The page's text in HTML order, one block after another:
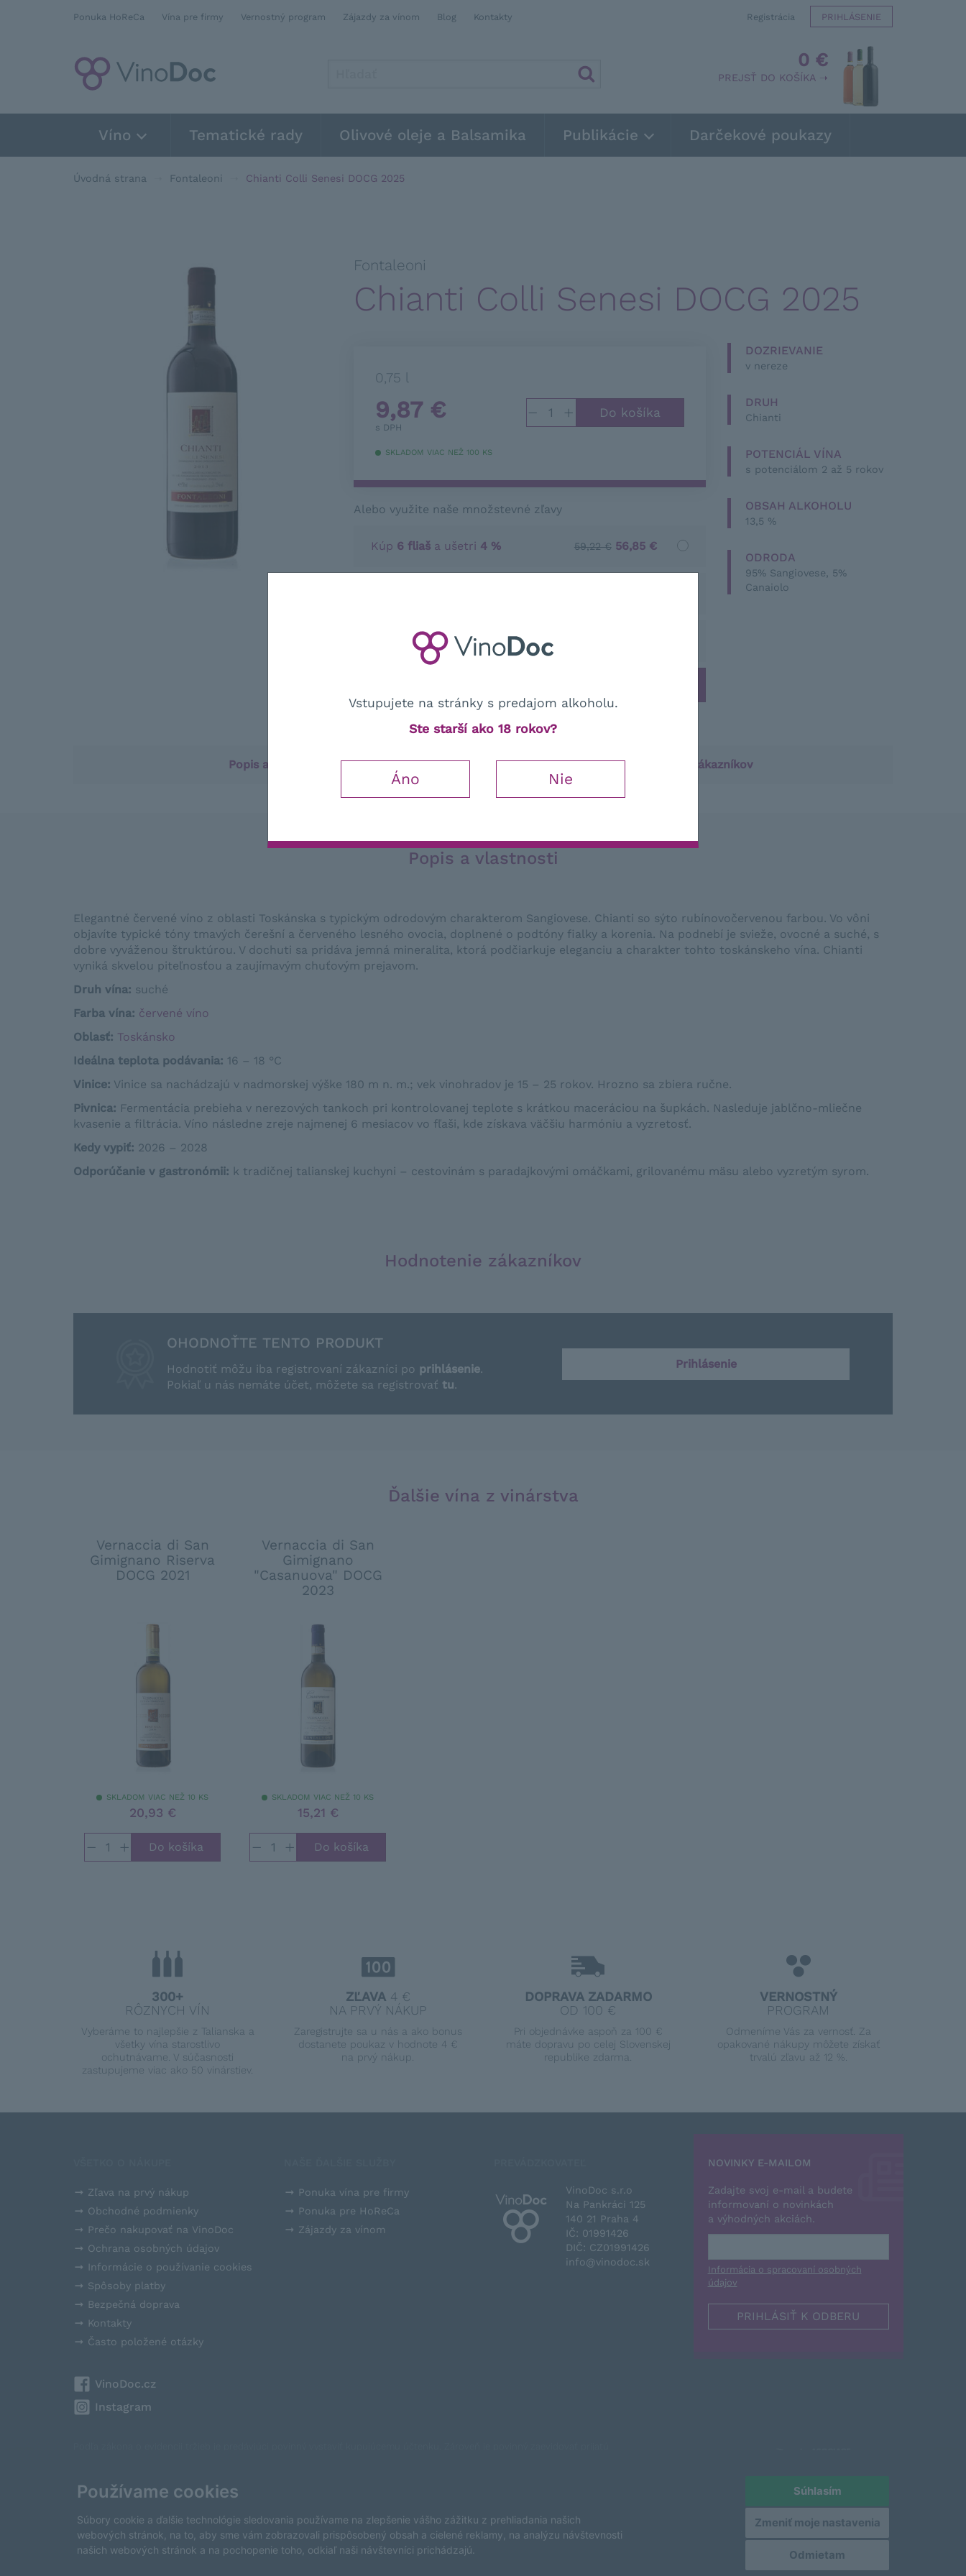
Používame cookies
Súbory cookie a ďalšie technológie sledovania používame na zlepšenie vášho zážitku z prehliadania našich
webových stránok, na to, aby sme vám zobrazovali prispôsobený obsah a cielené reklamy, na analýzu návštevnosti
našich webových stránok a na pochopenie toho, odkiaľ naši návštevníci prichádzajú.
Súhlasím
Odmietam
Zmeniť moje nastavenia
Ponuka HoReCa Vína pre firmy Vernostný program Zájazdy za vínom Blog Kontakty Registrácia PRIHLÁSENIE
0 €
PREJSŤ DO KOŠÍKA ➝
Víno Tematické rady Olivové oleje a Balsamika Publikácie Darčekové poukazy
Úvodná strana Fontaleoni Chianti Colli Senesi DOCG 2025
Fontaleoni
Chianti Colli Senesi DOCG 2025
0,75 l
9,87€
s DPH
− +
SKLADOM VIAC NEŽ 100 KS
Alebo využite naše množstevné zľavy
Kúp 6 fliaš a ušetri 4 % 59,22 € 56,85 €
18 fliaša ušetri8 %
DOZRIEVANIE
v nereze
DRUH
Chianti
POTENCIÁL VÍNA
s potenciálom 2 až 5 rokov
OBSAH ALKOHOLU
13,5 %
ODRODA
95% Sangiovese, 5%
Canaiolo
Popis a vlastnosti Hodnotenie zákazníkov
Popis a vlastnosti
Elegantné červené víno z oblasti Toskánska s typickým odrodovým charakterom Sangiovese. Chianti so sýto rubínovočervenou farbou. Vo vôni
objavíte typické tóny tmavých čerešní a červeného lesného ovocia, doplnené o podtóny fialky a korenia. Na podnebí je svieže, ovocné a suché, s
dobre vyváženou štruktúrou. V dochuti sa pridáva jemná mineralita, ktorá podčiarkuje eleganciu a charakter tohto toskánskeho vína. Chianti
vyniká skvelou piteľnosťou a zaujímavým chuťovým prejavom.
Druh vína: suché
Farba vína: červené víno
Oblasť: Toskánsko
Ideálna teplota podávania: 16 – 18 °C
Vinice: Vinice sa nachádzajú v nadmorskej výške 180 m n. m.; vek vinohradov je 15 – 25 rokov. Hrozno sa zbiera ručne.
Pivnica: Fermentácia prebieha v nerezových tankoch pri kontrolovanej teplote s krátkou maceráciou na šupkách. Nasleduje jablčno-mliečne
kvasenie a filtrácia. Víno následne zreje najmenej 6 mesiacov vo fľaši, kde získava väčšiu harmóniu a vyzretosť.
Kedy vypiť: 2026 – 2028
Odporúčanie v gastronómii: k tradičnej talianskej kuchyni – cestovinám s paradajkovými omáčkami, grilovanému mäsu alebo vyzretým syrom.
Hodnotenie zákazníkov
OHODNOŤTE TENTO PRODUKT
Hodnotiť môžu iba registrovaní zákazníci po prihlásenie.
Pokiaľ u nás nemáte účet, môžete sa registrovať tu.
Prihlásenie
Ďalšie vína z vinárstva
Vernaccia di San
Gimignano Riserva
DOCG 2021
SKLADOM VIAC NEŽ 10 KS
20,93 €
− +
Vernaccia di San
Gimignano
"Casanuova" DOCG
2023
SKLADOM VIAC NEŽ 10 KS
15,21 €
− +
300+
RÔZNYCH VÍN
Vyberáme to najlepšie z Talianska a
všetky vína starostlivo
ochutnávame. V súčasnosti
zastupujeme viac ako 50 vinárstiev.
ZĽAVA4 €
NA PRVÝ NÁKUP
Zaregistrujte sa u nás a ako bonus
dostanete poukaz v hodnote 4 €
na prvý nákup.
DOPRAVA ZADARMO
OD 100 €
Pri objednávke aspoň za 100 €
máte dopravu po celej Slovenskej
republike zdarma.
VERNOSTNÝ
PROGRAM
Odmeníme Vás za vernosť. Za
opakované nákupy môžete získať
trvalú zľavu až 12 %.
Zľava na prvý nákup
Obchodné podmienky
Prečo nakupovať na VinoDoc
Ochrana osobných údajov
Informácie o používanie cookies
Spôsoby platby
Bezpečná doprava
Kontakty
Často položené otázky
VinoDoc.cz
Instagram
Ponuka vína pre firmy
Ponuka pre HoReCa
Zájazdy za vínom
VinoDoc s.r.o
Na Pankráci 125
140 21 Praha 4
IČ: 01991426
DIČ: CZ01991426
info@vinodoc.sk
NOVINKY E-MAILOM
Zadajte svoj e-mail a budete
informovaní o novinkách
a výhodných akciách.
Informácia o spracovaní osobných
údajov
This site is protected by reCAPTCHA and the Google
Zmeniť nastavenia cookies
Vstupujete na stránky s predajom alkoholu.
Ste starší ako 18 rokov?
Áno Nie